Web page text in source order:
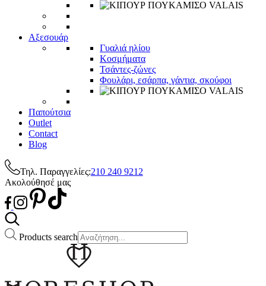
Αξεσουάρ
Γυαλιά ηλίου
Κοσμήματα
Τσάντες-ζώνες
Φουλάρι, εσάρπα, γάντια, σκούφοι
Παπούτσια
Outlet
Contact
Blog
Τηλ. Παραγγελίες:210 240 9212
Ακολούθησέ μας
Products search